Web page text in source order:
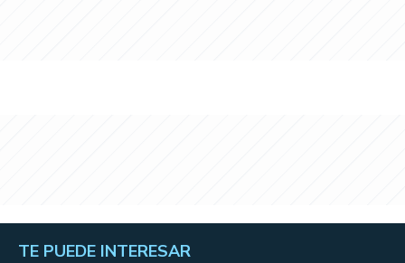
TE PUEDE INTERESAR